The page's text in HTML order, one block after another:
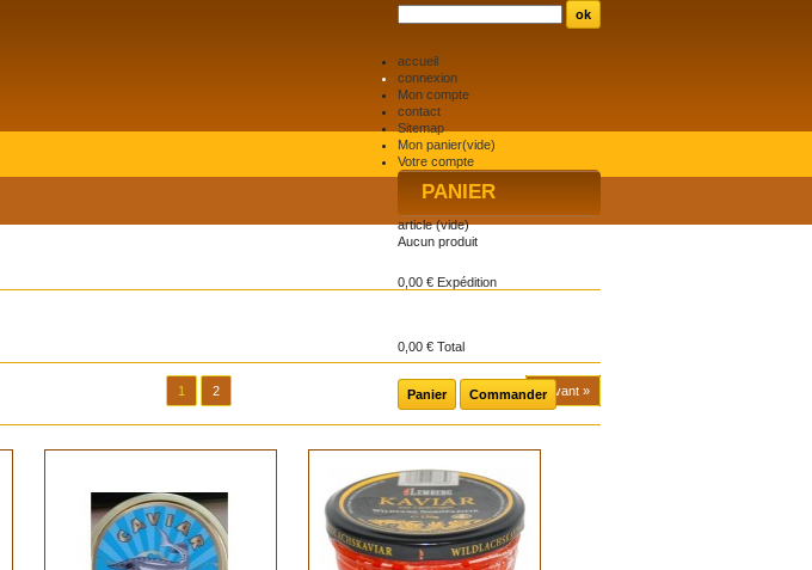
accueil
connexion
Mon compte
contact
Sitemap
Mon panier(vide)
Votre compte
PANIER
article (vide)
Aucun produit
0,00 € Expédition
0,00 € Total
Panier Commander
1 2 Suivant »